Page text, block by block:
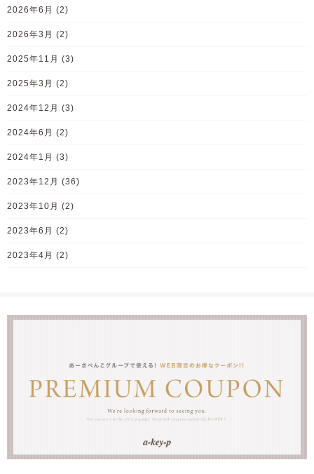
2026年6月 (2)
2026年3月 (2)
2025年11月 (3)
2025年3月 (2)
2024年12月 (3)
2024年6月 (2)
2024年1月 (3)
2023年12月 (36)
2023年10月 (2)
2023年6月 (2)
2023年4月 (2)